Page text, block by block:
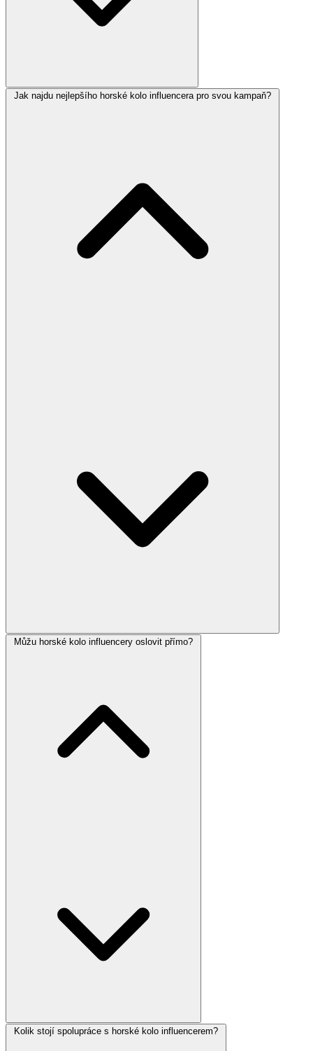
Jak najdu nejlepšího horské kolo influencera pro svou kampaň?
Můžu horské kolo influencery oslovit přímo?
Kolik stojí spolupráce s horské kolo influencerem?